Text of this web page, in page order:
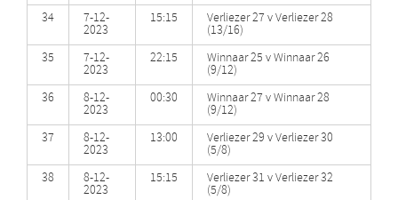
34
7-12-
2023
15:15 Verliezer 27 v Verliezer 28
(13/16)
35
7-12-
2023
22:15 Winnaar 25 v Winnaar 26
(9/12)
36
8-12-
2023
00:30 Winnaar 27 v Winnaar 28
(9/12)
37
8-12-
2023
13:00 Verliezer 29 v Verliezer 30
(5/8)
38
8-12-
2023
15:15 Verliezer 31 v Verliezer 32
(5/8)